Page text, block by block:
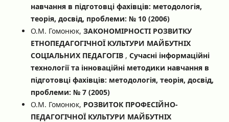
навчання в підготовці фахівців: методологія,
теорія, досвід, проблеми: № 10 (2006)
О.М. Гомонюк, ЗАКОНОМІРНОСТІ РОЗВИТКУ
ЕТНОПЕДАГОГІЧНОЇ КУЛЬТУРИ МАЙБУТНІХ
СОЦІАЛЬНИХ ПЕДАГОГІВ , Сучасні інформаційні
технології та інноваційні методики навчання в
підготовці фахівців: методологія, теорія, досвід,
проблеми: № 7 (2005)
О.М. Гомонюк, РОЗВИТОК ПРОФЕСІЙНО-
ПЕДАГОГІЧНОЇ КУЛЬТУРИ МАЙБУТНІХ